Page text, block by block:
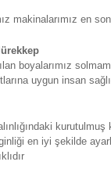
makinalarımız en
boyalarımız
uygun insan
kurutulmuş
en iyi şekilde